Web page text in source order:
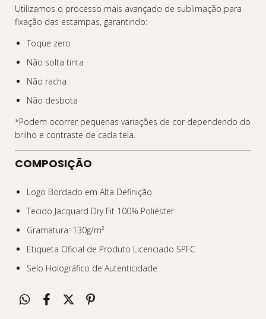
Utilizamos o processo mais avançado de sublimação para
fixação das estampas, garantindo:
Toque zero
Não solta tinta
Não racha
Não desbota
*Podem ocorrer pequenas variações de cor dependendo do
brilho e contraste de cada tela.
COMPOSIÇÃO
Logo Bordado em Alta Definição
Tecido Jacquard Dry Fit 100% Poliéster
Gramatura: 130g/m²
Etiqueta Oficial de Produto Licenciado SPFC
Selo Holográfico de Autenticidade